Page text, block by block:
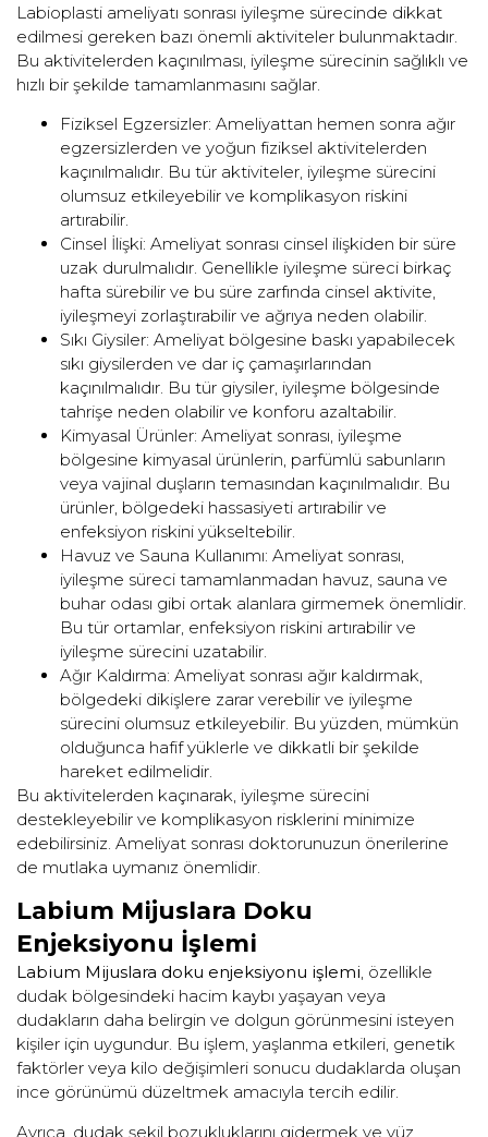
Labioplasti ameliyatı sonrası iyileşme sürecinde dikkat
edilmesi gereken bazı önemli aktiviteler bulunmaktadır.
Bu aktivitelerden kaçınılması, iyileşme sürecinin sağlıklı ve
hızlı bir şekilde tamamlanmasını sağlar.
Fiziksel Egzersizler: Ameliyattan hemen sonra ağır
egzersizlerden ve yoğun fiziksel aktivitelerden
kaçınılmalıdır. Bu tür aktiviteler, iyileşme sürecini
olumsuz etkileyebilir ve komplikasyon riskini
artırabilir.
Cinsel İlişki: Ameliyat sonrası cinsel ilişkiden bir süre
uzak durulmalıdır. Genellikle iyileşme süreci birkaç
hafta sürebilir ve bu süre zarfında cinsel aktivite,
iyileşmeyi zorlaştırabilir ve ağrıya neden olabilir.
Sıkı Giysiler: Ameliyat bölgesine baskı yapabilecek
sıkı giysilerden ve dar iç çamaşırlarından
kaçınılmalıdır. Bu tür giysiler, iyileşme bölgesinde
tahrişe neden olabilir ve konforu azaltabilir.
Kimyasal Ürünler: Ameliyat sonrası, iyileşme
bölgesine kimyasal ürünlerin, parfümlü sabunların
veya vajinal duşların temasından kaçınılmalıdır. Bu
ürünler, bölgedeki hassasiyeti artırabilir ve
enfeksiyon riskini yükseltebilir.
Havuz ve Sauna Kullanımı: Ameliyat sonrası,
iyileşme süreci tamamlanmadan havuz, sauna ve
buhar odası gibi ortak alanlara girmemek önemlidir.
Bu tür ortamlar, enfeksiyon riskini artırabilir ve
iyileşme sürecini uzatabilir.
Ağır Kaldırma: Ameliyat sonrası ağır kaldırmak,
bölgedeki dikişlere zarar verebilir ve iyileşme
sürecini olumsuz etkileyebilir. Bu yüzden, mümkün
olduğunca hafif yüklerle ve dikkatli bir şekilde
hareket edilmelidir.
Bu aktivitelerden kaçınarak, iyileşme sürecini
destekleyebilir ve komplikasyon risklerini minimize
edebilirsiniz. Ameliyat sonrası doktorunuzun önerilerine
de mutlaka uymanız önemlidir.
Labium Mijuslara Doku
Enjeksiyonu İşlemi
Labium Mijuslara doku enjeksiyonu işlemi, özellikle
dudak bölgesindeki hacim kaybı yaşayan veya
dudakların daha belirgin ve dolgun görünmesini isteyen
kişiler için uygundur. Bu işlem, yaşlanma etkileri, genetik
faktörler veya kilo değişimleri sonucu dudaklarda oluşan
ince görünümü düzeltmek amacıyla tercih edilir.
Ayrıca, dudak şekil bozukluklarını gidermek ve yüz